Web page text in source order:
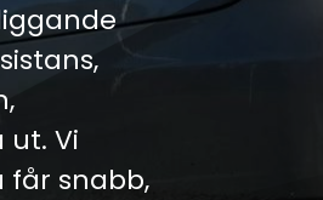
Vi
snabb,